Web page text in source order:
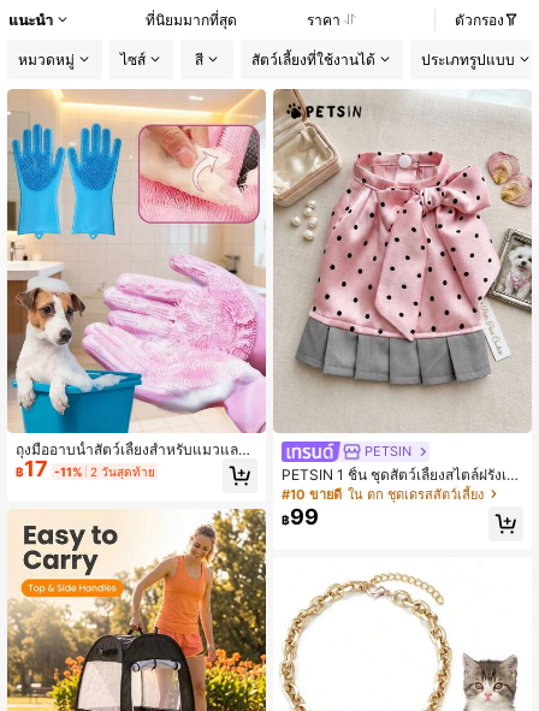
แนะนำ ที่นิยมมากที่สุด ราคา ตัวกรอง
หมวดหมู่ ไซส์ สี สัตว์เลี้ยงที่ใช้งานได้ ประเภทรูปแบบ
ถุงมืออาบน้ำสัตว์เลี้ยงสำหรับแมวและสุ
นัข ป้องกันรอยขีดข่วน ทำความสะอาด
ลึก ขจัดขน และนวด ใช้ได้ทั้งแห้งและเ
฿17 -11% 2 วันสุดท้าย
PETSIN
PETSIN 1 ชิ้น ชุดสัตว์เลี้ยงสไตล์ฝรั่งเศ
สลายจุดผ้าต่ออัดพลีท คอคล้อง & แต่งโ
บว์ เย็นสบายและระบายอากาศได้ดี เห
มาะสำหรับสุนัขและแมวขนาดเล็กถึงข
#10 ขายดี ใน ตก ชุดเดรสสัตว์เลี้ยง
฿99